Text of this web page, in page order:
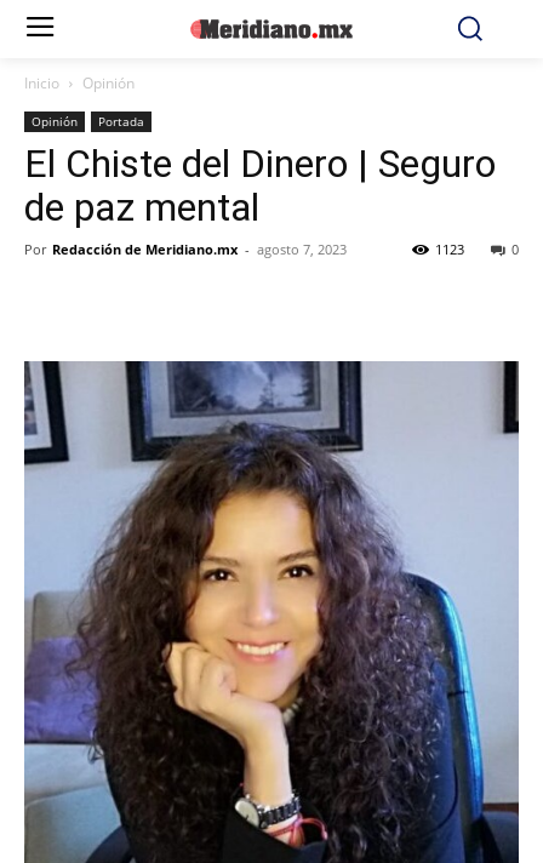
Inicio Opinión
Opinión Portada
El Chiste del Dinero | Seguro
de paz mental
Por Redacción de Meridiano.mx - agosto 7, 2023 0
1123